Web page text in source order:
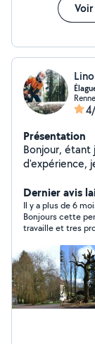
Présentation
Bonjour, étant jardinier et qualifié avec plusieurs années
d'expérience, je
darbres Abbatage d'arbre - Taille de haies arbustes et
autres - Débroussaillage,tonte,dessouchage -
Jardinage,massif,
,gazon Tontes de pelouse
placage - Désherbage chimique ou manuel. - Ramassage
de feuilles Évacuation des déchets verts Je dispose d'un
matériel pour toute
tondeuse, débroussailleuse, tronçonneuse,soufleur,
coupe
Dernier avis
Il y a plus de 6
Bonjours cette
travaille et tres